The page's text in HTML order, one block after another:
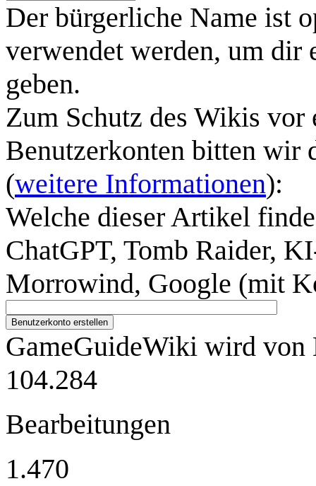
Der bürgerliche Name ist
verwendet werden, um dir
geben.
Zum Schutz des Wikis
Benutzerkonten bitten wir
(weitere Informationen):
Welche dieser Artikel
ChatGPT, Tomb Raider,
Morrowind, Google (mit
Benutzerkonto erstellen
GameGuideWiki wird von
104.284
Bearbeitungen
1.470